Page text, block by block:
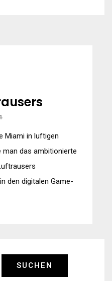
Miami in luftigen
man das ambitionierte
den digitalen Game-